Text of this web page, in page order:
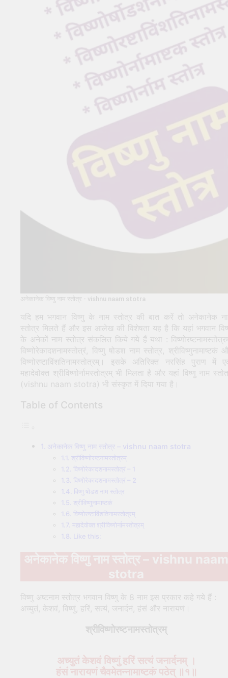
सूर्य देव को अर्घ्य देने के नियम और
विधि : 70 सूर्य अर्घ्य मंत्र संस्कृत में
2 Years Ago 2 Years Ago
अनेकानेक विष्णु नाम स्तोत्र - vishnu naam stotra
यदि हम भगवान विष्णु के नाम स्तोत्र की बात करें तो अनेकानेक
स्तोत्र मिलते हैं और इस आलेख की विशेषता यह है कि यहां भगवान
के अनेकों नाम स्तोत्र संकलित किये गये हैं यथा :
विष्णोरेकादशनामस्तोत्रं, विष्णु षोडश नाम स्तोत्र, श्रीविष्णुनामाष्टकं
विष्णोरष्टाविंशतिनामस्तोत्रम्। इसके अतिरिक्त नरसिंह पुराण में
महादेवोक्त श्रीविष्णोर्नामस्तोत्रम् भी मिलता है और यहां विष्णु नाम
(vishnu naam stotra) भी संस्कृत में दिया गया है।
Table of Contents
अनेकानेक विष्णु नाम स्तोत्र – vishnu naam stotra
श्रीविष्णोरष्टनामस्तोत्रम्
विष्णोरेकादशनामस्तोत्रं – 1
विष्णोरेकादशनामस्तोत्रं – 2
विष्णु षोडश नाम स्तोत्र
श्रीविष्णुनामाष्टकं
विष्णोरष्टाविंशतिनामस्तोत्रम्
महादेवोक्त श्रीविष्णोर्नामस्तोत्रम्
Like this:
विष्णु अष्टनाम स्तोत्र भगवान विष्णु के 8 नाम इस प्रकार कहे गये हैं :
अच्युतं, केशवं, विष्णुं, हरिं, सत्यं, जनार्दनं, हंसं और नारायणं।
श्रीविष्णोरष्टनामस्तोत्रम्
अच्युतं केशवं विष्णुं हरिं सत्यं जनार्दनम् ।
हंसं नारायणं चैवमेतन्नामाष्टकं पठेत् ॥१॥